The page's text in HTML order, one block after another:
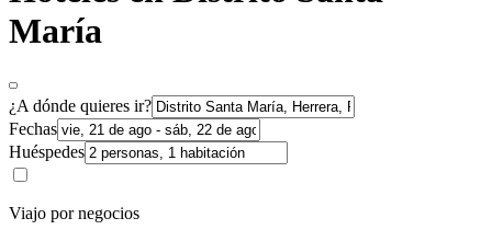
María
¿A dónde quieres ir?
Fechas
Huéspedes
Viajo por negocios